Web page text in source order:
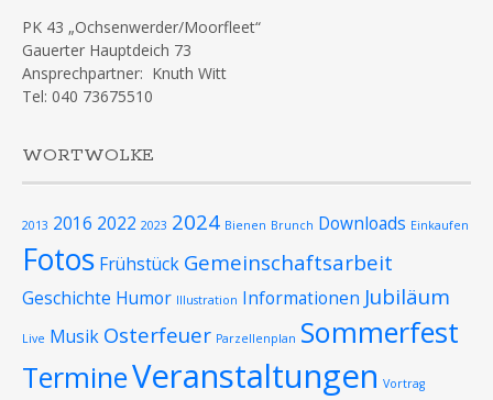
PK 43 „Ochsenwerder/Moorfleet“
Gauerter Hauptdeich 73
Ansprechpartner: Knuth Witt
Tel: 040 73675510
WORTWOLKE
2013 2016 2022 2023 2024 Bienen Brunch Downloads Einkaufen
Fotos Frühstück Gemeinschaftsarbeit
Geschichte Humor Illustration Informationen Jubiläum
Live Musik Osterfeuer Parzellenplan Sommerfest
TermineVeranstaltungen Vortrag